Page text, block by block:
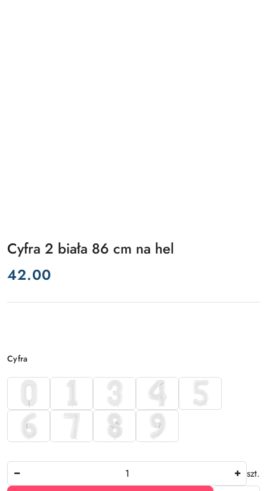
Cyfra 2 biała 86 cm na hel
cena:
42.00
Wariant
Cyfra
szt.